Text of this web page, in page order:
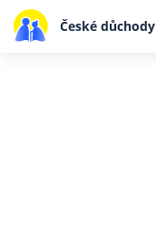
České důchody